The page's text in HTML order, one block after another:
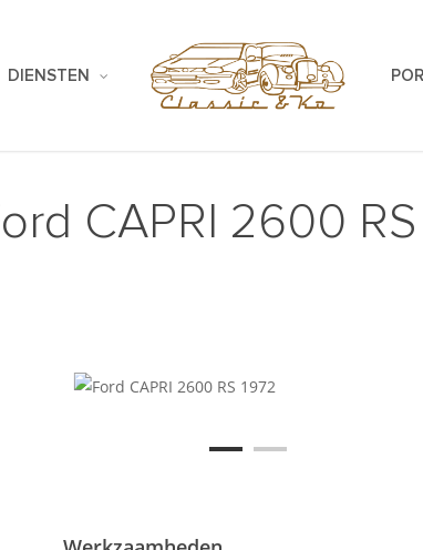
DIENSTEN
CAPRI 2600 RS